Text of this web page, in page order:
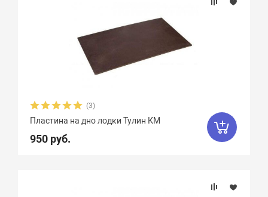
(3)
Пластина на дно лодки Тулин КМ
950 руб.